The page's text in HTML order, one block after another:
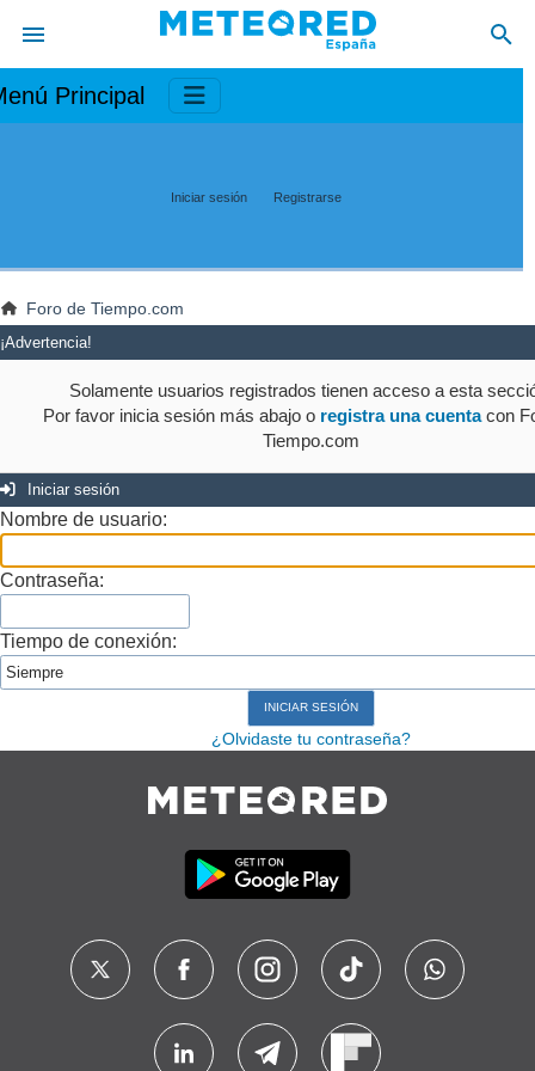
Principal
Iniciar sesión Registrarse
Foro de Tiempo.com
¡Advertencia!
Solamente usuarios registrados tienen acceso a esta
Por favor inicia sesión más abajo o registra una cuentacon
Tiempo.com
Iniciar sesión
Nombre de usuario:
Contraseña:
Tiempo de conexión:
¿Olvidaste tu contraseña?